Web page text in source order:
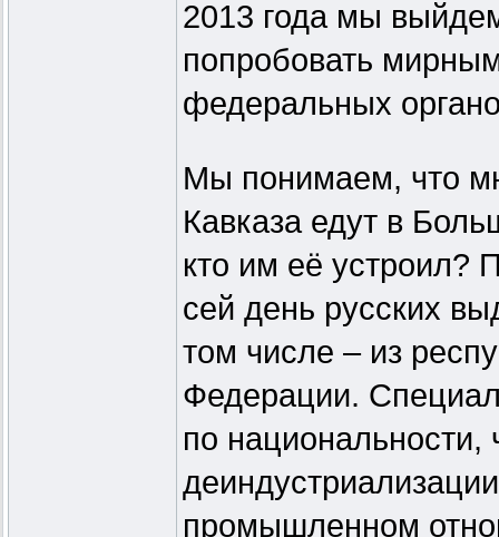
2013 года мы
попробовать
федеральных
Мы понимаем, что
Кавказа едут в
кто им её устроил?
сей день русских
том числе – из
Федерации.
по национальности,
промышленном